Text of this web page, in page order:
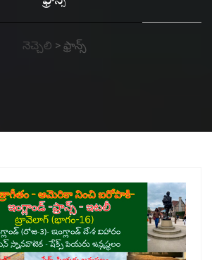
నెచ్చెలి > ఫ్రాన్స్